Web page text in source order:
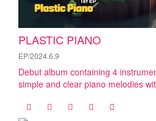
PLASTIC PIANO
EP/2024.6.9
Debut album containing 4
simple and clear piano melodies